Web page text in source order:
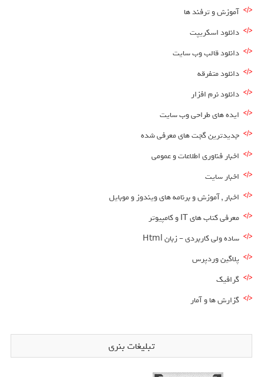
آموزش و ترفند ها
دانلود اسکریپت
دانلود قالب وب سایت
دانلود متفرقه
دانلود نرم افزار
ایده های طراحی وب سایت
جدیدترین گجت های معرفی شده
اخبار فناوری اطلاعات و عمومی
اخبار سایت
اخبار , آموزش و برنامه های ویندوز و موبایل
معرفی کتاب های IT و کامپیوتر
ساده ولی کاربردی – زبان Html
پلاگین وردپرس
گرافیک
گزارش ها و آمار
تبلیغات بنری